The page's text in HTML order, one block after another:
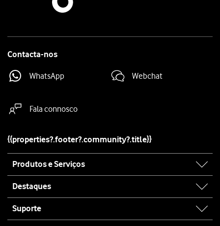
Contacta-nos
WhatsApp Webchat
Fala connosco
{{properties?.footer?.community?.title}}
map
Produtos e Serviços
Destaques
Suporte